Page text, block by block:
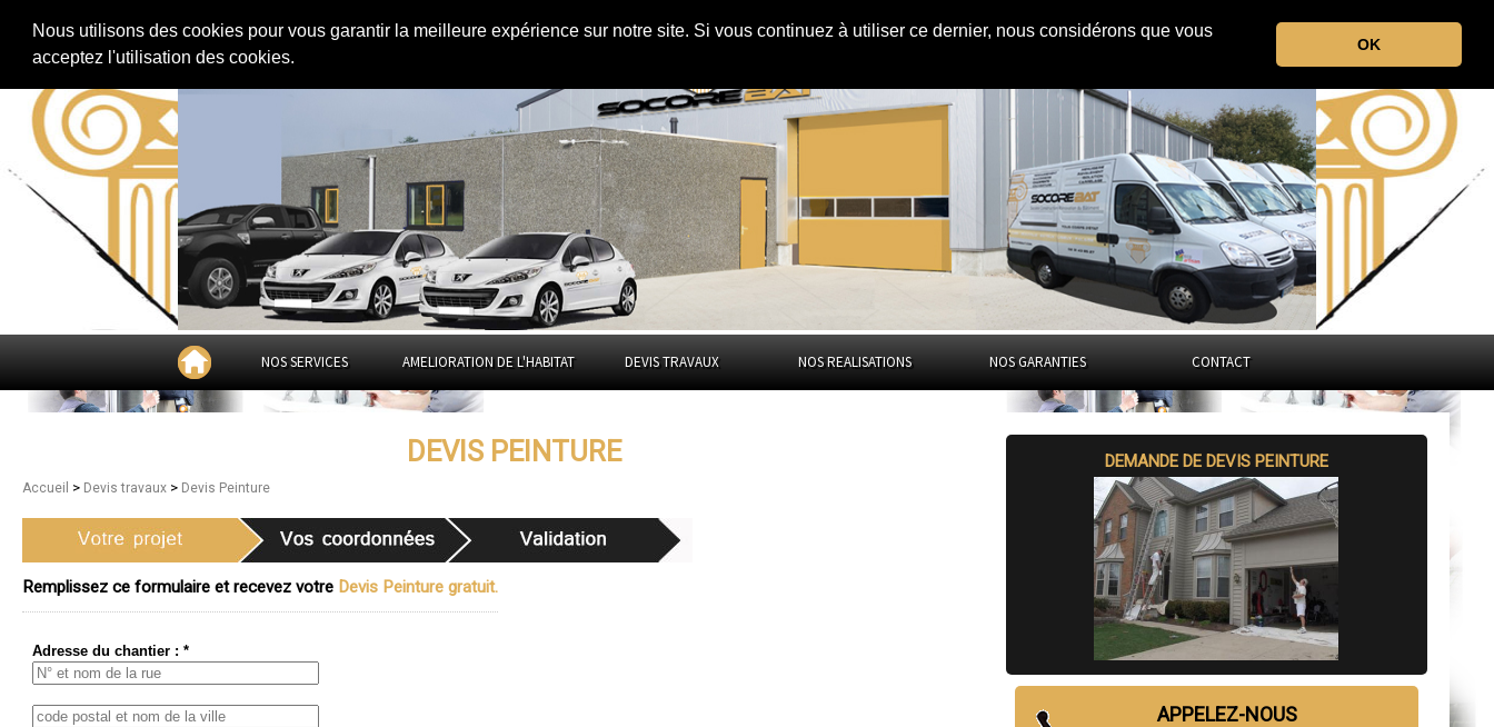
Nous utilisons des cookies pour vous garantir la meilleure expérience sur notre site. Si vous continuez à utiliser ce dernier, nous considérons que vous
acceptez l'utilisation des cookies.
OK
Devis Peinture dansle Territoire de Belfort
le Territoire de Belfort
Bourgogne-Franche-Comté
NOS SERVICES AMELIORATION DE L'HABITAT DEVIS TRAVAUX NOS REALISATIONS NOS GARANTIES CONTACT
DEMANDE DE DEVIS PEINTURE
APPELEZ-NOUS
DEVIS PEINTURE
Accueil > Devis travaux > Devis Peinture
Remplissez ce formulaire et recevez votre Devis Peinture gratuit.
Adresse du chantier : *